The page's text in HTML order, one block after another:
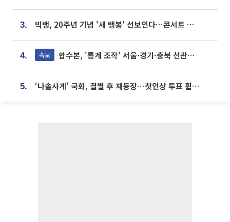
3. 빅뱅, 20주년 기념 '새 뱅봉' 선보인다⋯콘서트 앞두고 팝업 개최
4. 속보 합수본, '통계 조작' 서울·경기·충북 선관위 등 추가 압수수색
5. ‘나솔사계’ 국화, 결별 후 재등장⋯첫인상 투표 휩쓸고 ‘인기녀’ 등극